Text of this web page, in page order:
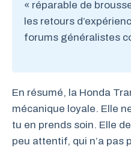
« réparable de
les retours
forums généralistes
En résumé, la Honda
mécanique loyale. Elle
tu en prends soin. Elle
peu attentif, qui n’a pas